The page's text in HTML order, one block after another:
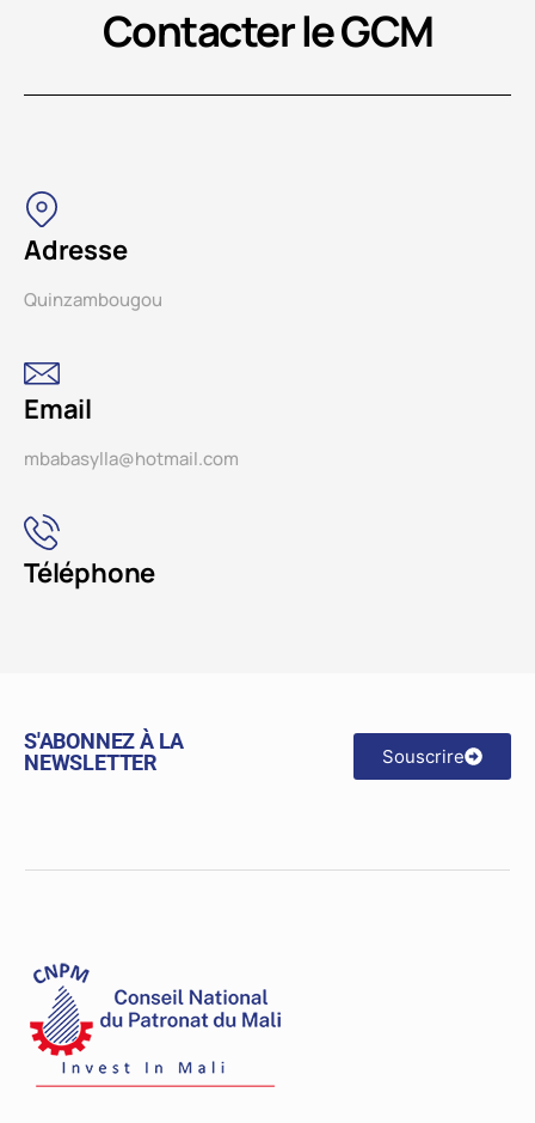
Contacter le GCM
Adresse
Quinzambougou
Email
mbabasylla@hotmail.com
Téléphone
S'ABONNEZ À LA
NEWSLETTER
Souscrire